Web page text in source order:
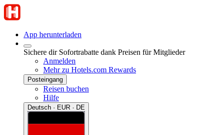
App herunterladen
Sichere dir Sofortrabatte dank Preisen für Mitglieder
Anmelden
Mehr zu Hotels.com Rewards
Posteingang
Reisen buchen
Hilfe
Deutsch · EUR · DE